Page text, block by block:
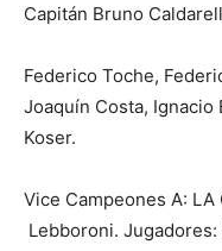
Capitán Bruno
Federico Toche,
Joaquín Costa, Ignacio
Koser.
Vice Campeones A: LA
Lebboroni.